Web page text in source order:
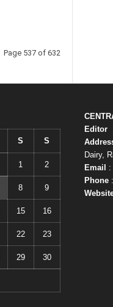
Page 537 of 632
S S
1 2
8 9
15 16
22 23
29 30
Editor
Dairy,
Email
:
Phone: